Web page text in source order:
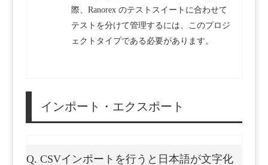
際、Ranorex のテストスイートに合わせて
テストを分けて管理するには、このプロジ
ェクトタイプである必要があります。
インポート・エクスポート
Q. CSVインポートを行うと日本語が文字化